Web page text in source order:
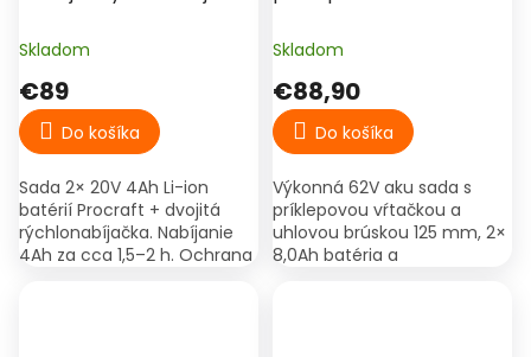
Skladom
€89
Do košíka
Sada 2× 20V 4Ah Li-ion
batérií Procraft + dvojitá
rýchlonabíjačka. Nabíjanie
4Ah za cca 1,5–2 h. Ochrana
8,0Ah batéria, kufor –
Skladom
€88,90
Do košíka
Výkonná 62V aku sada s
príklepovou vŕtačkou a
uhlovou brúskou 125 mm, 2×
8,0Ah batéria a